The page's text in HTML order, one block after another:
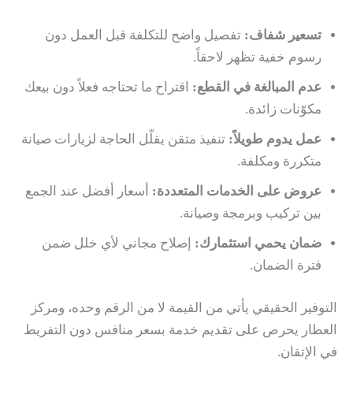
تسعير شفاف: تفصيل واضح للتكلفة قبل العمل دون
رسوم خفية تظهر لاحقاً.
عدم المبالغة في القطع: اقتراح ما تحتاجه فعلاً دون بيعك
مكوّنات زائدة.
عمل يدوم طويلاً: تنفيذ متقن يقلّل الحاجة لزيارات صيانة
متكررة ومكلفة.
عروض على الخدمات المتعددة: أسعار أفضل عند الجمع
بين تركيب وبرمجة وصيانة.
ضمان يحمي استثمارك: إصلاح مجاني لأي خلل ضمن
فترة الضمان.
التوفير الحقيقي يأتي من القيمة لا من الرقم وحده، ومركز
العطار يحرص على تقديم خدمة بسعر منافس دون التفريط
في الإتقان.